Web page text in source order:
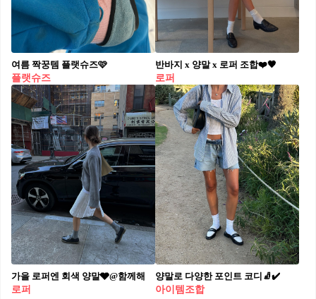
여름 짝꿍템 플랫슈즈🩷
플랫슈즈
반바지 x 양말 x 로퍼 조합❤️🖤
로퍼
가을 로퍼엔 회색 양말🩶@함께해
로퍼
양말로 다양한 포인트 코디🧦✔️
아이템조합